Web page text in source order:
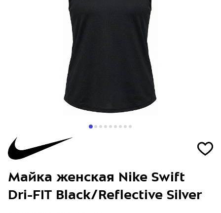
Майка женская Nike Swift
Dri-FIT Black/Reflective Silver